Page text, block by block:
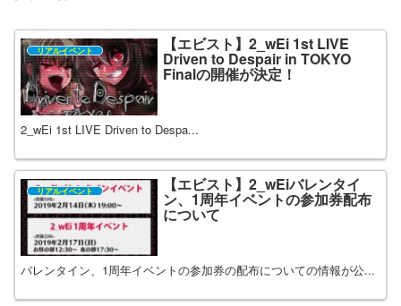
リアルイベント 【エビスト】2_wEi 1st LIVE
Driven to Despair in TOKYO
Finalの開催が決定！
2_wEi 1st LIVE Driven to Despa...
リアルイベント 【エビスト】2_wEiバレンタイ
ン、1周年イベントの参加券配布
について
バレンタイン、1周年イベントの参加券の配布についての情報が公...